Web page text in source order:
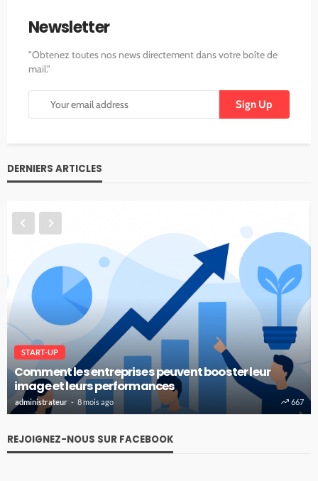
Newsletter
"Obtenez toutes nos news directement dans votre boîte de
mail."
DERNIERS ARTICLES
START-UP
Comment les entreprises peuvent booster leur
image et leurs performances
administrateur 8 mois ago 667
REJOIGNEZ-NOUS SUR FACEBOOK